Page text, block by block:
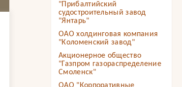
"Прибалтийский
судостроительный завод
"Янтарь"
ОАО холдинговая компания
"Коломенский завод"
Акционерное общество
"Газпром газораспределение
Смоленск"